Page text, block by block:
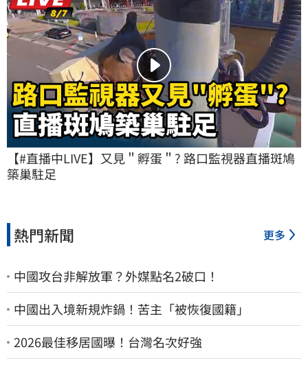
【#直播中LIVE】又見＂孵蛋＂? 路口監視器直播斑鳩
築巢駐足
熱門新聞 更多
中國攻台非解放軍？外媒點名2破口！
中國出入境新規炸鍋！苦主「被恢復國籍」
2026最佳移居國曝！台灣名次好強